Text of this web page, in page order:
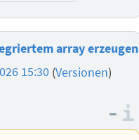
array erzeugen
15:30 (Versionen)
–